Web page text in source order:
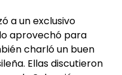
a un exclusivo
aprovechó para
charló un buen
Ellas discutieron